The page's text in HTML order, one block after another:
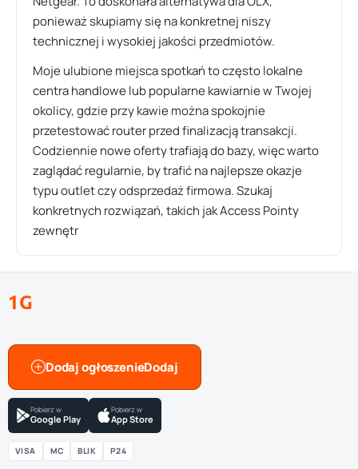
ponieważ skupiamy się na konkretnej niszy
technicznej i wysokiej jakości przedmiotów.
Moje ulubione miejsca spotkań to często lokalne
centra handlowe lub popularne kawiarnie w Twojej
okolicy, gdzie przy kawie można spokojnie
przetestować router przed finalizacją transakcji.
Codziennie nowe oferty trafiają do bazy, więc warto
zaglądać regularnie, by trafić na najlepsze okazje
typu outlet czy odsprzedaż firmowa. Szukaj
konkretnych rozwiązań, takich jak Access Pointy
zewnętr
1G
Dodaj ogłoszenie
Pobierz w
Google Play
Pobierz w
App Store
VISA MC BLIK P24